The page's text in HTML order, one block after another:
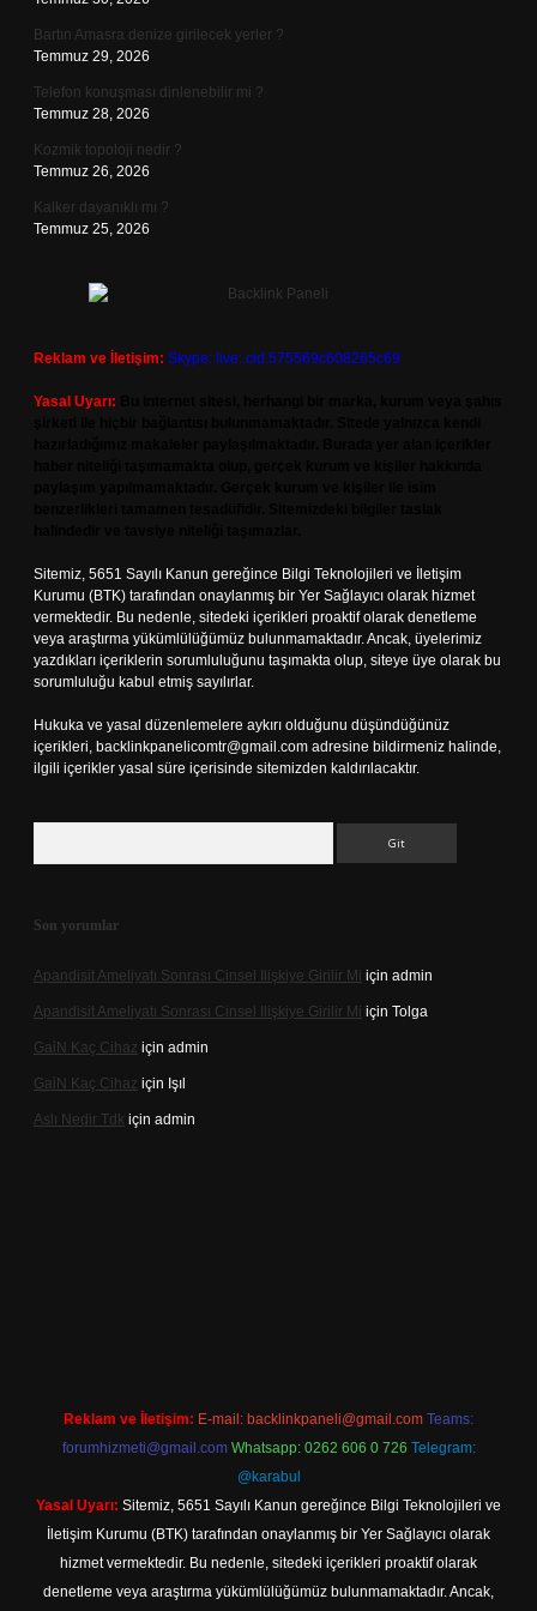
Bartın Amasra denize girilecek yerler ?
Temmuz 29, 2026
Telefon konuşması dinlenebilir mi ?
Temmuz 28, 2026
Kozmik topoloji nedir ?
Temmuz 26, 2026
Kalker dayanıklı mı ?
Temmuz 25, 2026
Reklam ve İletişim: Skype: live:.cid.575569c608265c69
Yasal Uyarı:
Sitemiz, 5651 Sayılı Kanun gereğince Bilgi Teknolojileri ve İletişim
Kurumu (BTK) tarafından onaylanmış bir Yer Sağlayıcı olarak hizmet
vermektedir. Bu nedenle, sitedeki içerikleri proaktif olarak denetleme
veya araştırma yükümlülüğümüz bulunmamaktadır. Ancak, üyelerimiz
yazdıkları içeriklerin sorumluluğunu taşımakta olup, siteye üye olarak bu
sorumluluğu kabul etmiş sayılırlar.
Hukuka ve yasal düzenlemelere aykırı olduğunu düşündüğünüz
içerikleri, backlinkpanelicomtr@gmail.com adresine bildirmeniz halinde,
ilgili içerikler yasal süre içerisinde sitemizden kaldırılacaktır.
Son yorumlar
Apandisit Ameliyatı Sonrası Cinsel Ilişkiye Girilir Mi için admin
Apandisit Ameliyatı Sonrası Cinsel Ilişkiye Girilir Mi için Tolga
Gai̇N Kaç Cihaz için admin
Gai̇N Kaç Cihaz için Işıl
Aslı Nedir Tdk için admin
Reklam ve İletişim: E-mail: backlinkpaneli@gmail.com Teams:
forumhizmeti@gmail.com Whatsapp: 0262 606 0 726 Telegram:
@karabul
Yasal Uyarı: Sitemiz, 5651 Sayılı Kanun gereğince Bilgi Teknolojileri ve
İletişim Kurumu (BTK) tarafından onaylanmış bir Yer Sağlayıcı olarak
hizmet vermektedir. Bu nedenle, sitedeki içerikleri proaktif olarak
denetleme veya araştırma yükümlülüğümüz bulunmamaktadır. Ancak,